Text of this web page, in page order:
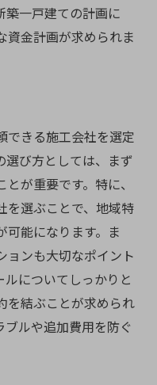
築一戸建ての計画に
資金計画が求められま
できる施工会社を選定
選び方としては、まず
が重要です。特に、
を選ぶことで、地域特
可能になります。ま
ョンも大切なポイント
についてしっかりと
を結ぶことが求められ
ブルや追加費用を防ぐ